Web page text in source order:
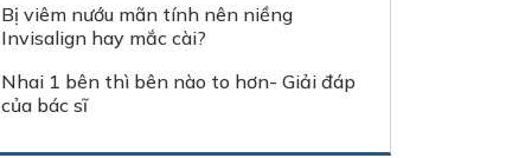
Bị viêm nướu mãn tính nên niềng
Invisalign hay mắc cài?
Nhai 1 bên thì bên nào to hơn- Giải đáp
của bác sĩ